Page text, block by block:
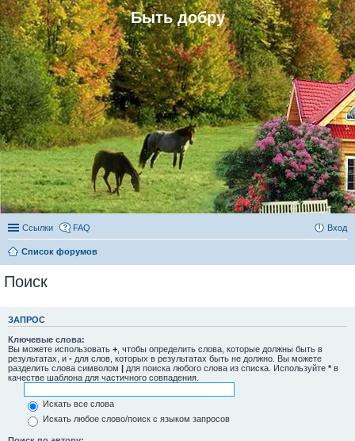
Быть добру
Ссылки FAQ Вход
Список форумов
Поиск
ЗАПРОС
Ключевые слова:
Вы можете использовать + , чтобы определить слова, которые должны быть в
результатах, и - для слов, которых в результатах быть не должно. Вы можете
разделить слова символом | для поиска любого слова из списка. Используйте * в
качестве шаблона для частичного совпадения.
Искать все слова
Искать любое слово/поиск с языком запросов